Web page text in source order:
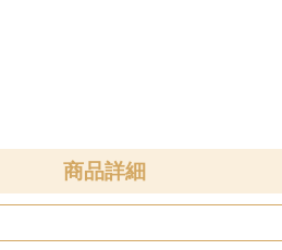
商品詳細